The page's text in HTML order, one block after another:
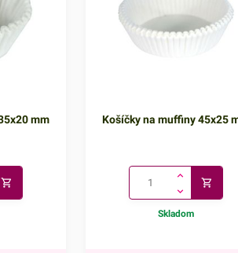
mm Košíčky na muffiny 45x25
Skladom